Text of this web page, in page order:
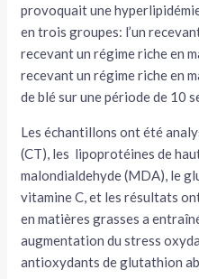
provoquait une
en trois groupes: l’un
recevant un régime riche en
recevant un régime riche en
de blé sur une période de 10
Les échantillons ont été
(CT), les lipoprotéines de
malondialdehyde (MDA), le
vitamine C, et les résultats
en matières grasses a
augmentation du stress
antioxydants de glutathion